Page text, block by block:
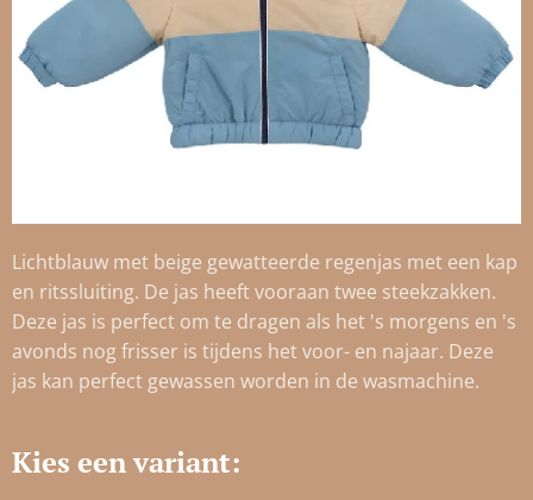
Lichtblauw met beige gewatteerde regenjas met een kap
en ritssluiting. De jas heeft vooraan twee steekzakken.
Deze jas is perfect om te dragen als het 's morgens en 's
avonds nog frisser is tijdens het voor- en najaar. Deze
jas kan perfect gewassen worden in de wasmachine.
Kies een variant: